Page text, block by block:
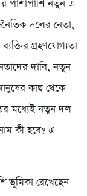
পাশাপাশি নতুন এ
দলের নেতা,
গ্রহণযোগ্যতা
দাবি, নতুন
কাছ থেকে
মধ্যেই নতুন দল
কী হবে? এ
ভূমিকা রেখেছেন